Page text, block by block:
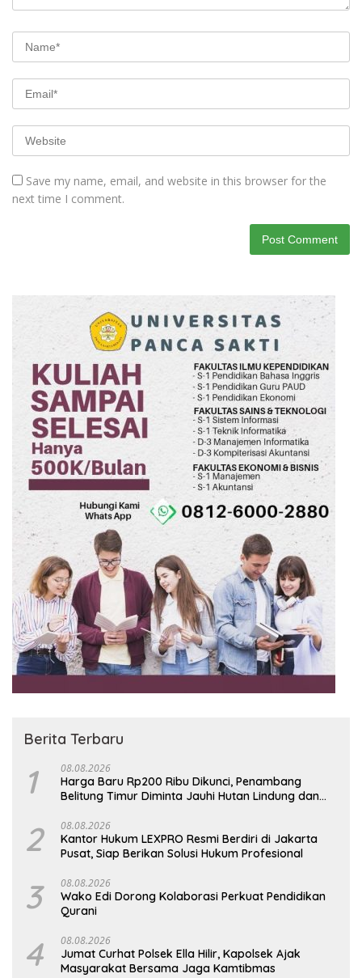
Save my name, email, and website in this browser for the
next time I comment.
Berita Terbaru
1 08.08.2026
Harga Baru Rp200 Ribu Dikunci, Penambang
Belitung Timur Diminta Jauhi Hutan Lindung dan
2 08.08.2026
Kantor Hukum LEXPRO Resmi Berdiri di Jakarta
Pusat, Siap Berikan Solusi Hukum Profesional
3 08.08.2026
Wako Edi Dorong Kolaborasi Perkuat Pendidikan
Qurani
4 08.08.2026
Jumat Curhat Polsek Ella Hilir, Kapolsek Ajak
Masyarakat Bersama Jaga Kamtibmas